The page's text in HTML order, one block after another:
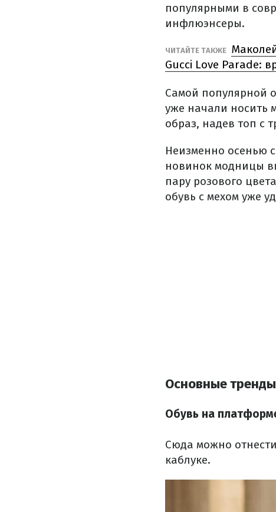
популярными в
инфлюэнсеры.
ЧИТАЙТЕ ТАКЖЕ
Gucci Love Parade:
Самой популярной
уже начали носить
образ, надев топ с
Неизменно осенью
новинок модницы
пару розового
обувь с мехом уже
Основные
Обувь на
Сюда можно
каблуке.